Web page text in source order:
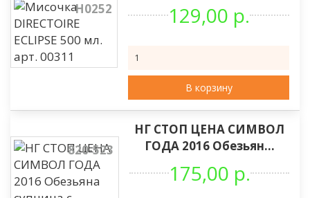
Н0252 129,00 р.
В корзину
820-523
НГ СТОП ЦЕНА СИМВОЛ
ГОДА 2016 Обезьян...
175,00 р.